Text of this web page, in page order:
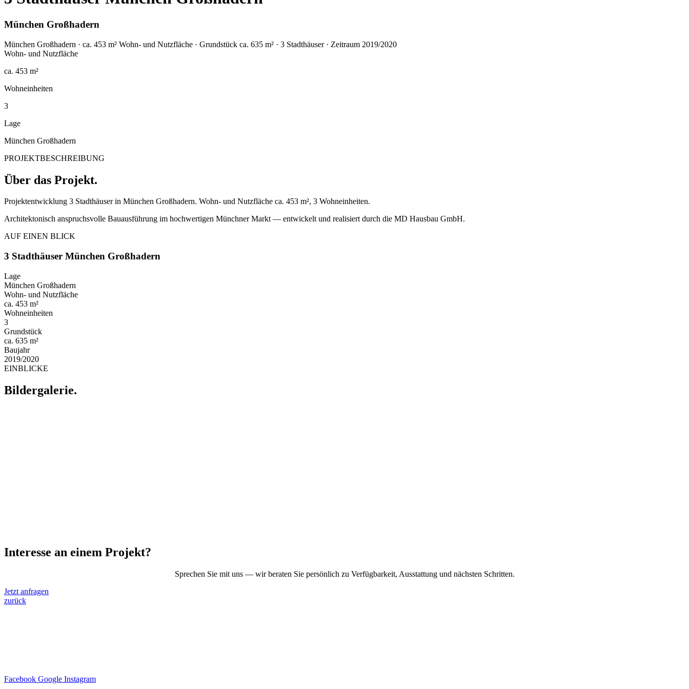
München Großhadern
München Großhadern · ca. 453 m² Wohn- und Nutzfläche · Grundstück ca. 635 m² · 3 Stadthäuser · Zeitraum 2019/2020
Wohn- und Nutzfläche
ca. 453 m²
Wohneinheiten
3
Lage
München Großhadern
PROJEKTBESCHREIBUNG
Über das Projekt.
Projektentwicklung 3 Stadthäuser in München Großhadern. Wohn- und Nutzfläche ca. 453 m², 3 Wohneinheiten.
Architektonisch anspruchsvolle Bauausführung im hochwertigen Münchner Markt — entwickelt und realisiert durch die MD Hausbau GmbH.
AUF EINEN BLICK
3 Stadthäuser München Großhadern
Lage
München Großhadern
Wohn- und Nutzfläche
ca. 453 m²
Wohneinheiten
3
Grundstück
ca. 635 m²
Baujahr
2019/2020
EINBLICKE
Bildergalerie.
Interesse an einem Projekt?
Sprechen Sie mit uns — wir beraten Sie persönlich zu Verfügbarkeit, Ausstattung und nächsten Schritten.
Jetzt anfragen
zurück
Facebook Google Instagram